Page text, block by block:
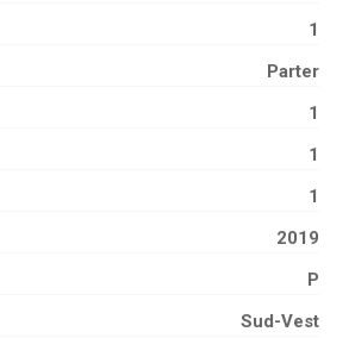
1
Parter
1
1
1
2019
P
Sud-Vest